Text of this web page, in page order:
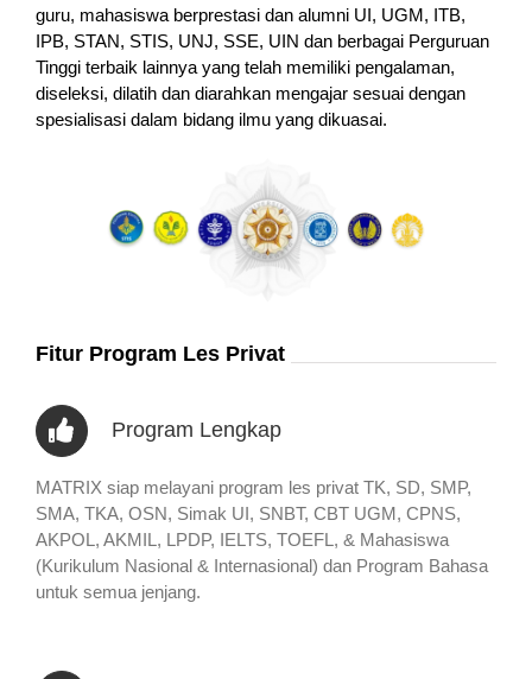
guru, mahasiswa berprestasi dan alumni UI, UGM, ITB,
IPB, STAN, STIS, UNJ, SSE, UIN dan berbagai Perguruan
Tinggi terbaik lainnya yang telah memiliki pengalaman,
diseleksi, dilatih dan diarahkan mengajar sesuai dengan
spesialisasi dalam bidang ilmu yang dikuasai.
Fitur Program Les Privat
Program Lengkap
MATRIX siap melayani program les privat TK, SD, SMP,
SMA, TKA, OSN, Simak UI, SNBT, CBT UGM, CPNS,
AKPOL, AKMIL, LPDP, IELTS, TOEFL, & Mahasiswa
(Kurikulum Nasional & Internasional) dan Program Bahasa
untuk semua jenjang.